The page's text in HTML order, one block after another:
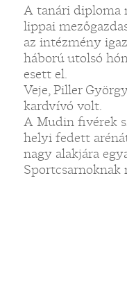
A tanári diploma
lippai
az intézmény
háború utolsó
esett el.
Veje, Piller
kardvívó volt.
A Mudin fivérek
helyi fedett
nagy alakjára
Sportcsarnoknak